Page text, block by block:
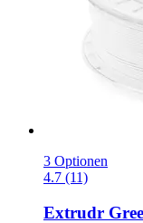
3 Optionen
4.7 (11)
Extrudr